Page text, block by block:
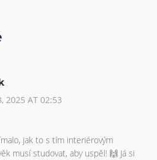
2025 AT 02:53
jak to s tím interiérovým
musí studovat, aby uspěl! 🙌 Já si